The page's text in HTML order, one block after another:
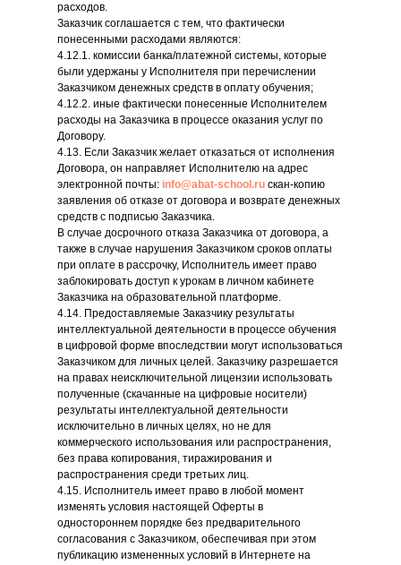
расходов.
Заказчик соглашается с тем, что фактически
понесенными расходами являются:
4.12.1. комиссии банка/платежной системы, которые
были удержаны у Исполнителя при перечислении
Заказчиком денежных средств в оплату обучения;
4.12.2. иные фактически понесенные Исполнителем
расходы на Заказчика в процессе оказания услуг по
Договору.
4.13. Если Заказчик желает отказаться от исполнения
Договора, он направляет Исполнителю на адрес
электронной почты: info@abat-school.ru скан-копию
заявления об отказе от договора и возврате денежных
средств с подписью Заказчика.
В случае досрочного отказа Заказчика от договора, а
также в случае нарушения Заказчиком сроков оплаты
при оплате в рассрочку, Исполнитель имеет право
заблокировать доступ к урокам в личном кабинете
Заказчика на образовательной платформе.
4.14. Предоставляемые Заказчику результаты
интеллектуальной деятельности в процессе обучения
в цифровой форме впоследствии могут использоваться
Заказчиком для личных целей. Заказчику разрешается
на правах неисключительной лицензии использовать
полученные (скачанные на цифровые носители)
результаты интеллектуальной деятельности
исключительно в личных целях, но не для
коммерческого использования или распространения,
без права копирования, тиражирования и
распространения среди третьих лиц.
4.15. Исполнитель имеет право в любой момент
изменять условия настоящей Оферты в
одностороннем порядке без предварительного
согласования с Заказчиком, обеспечивая при этом
публикацию измененных условий в Интернете на